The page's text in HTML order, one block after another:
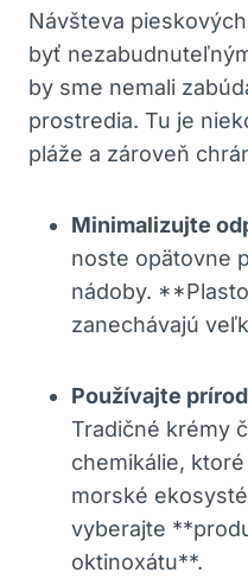
Návšteva
byť
by sme nemali
prostredia. Tu je
pláže a zároveň
Minimalizujte
noste opätovne
nádoby.
zanechávajú
Používajte
Tradičné krémy
chemikálie,
morské
vyberajte
oktinoxátu**.